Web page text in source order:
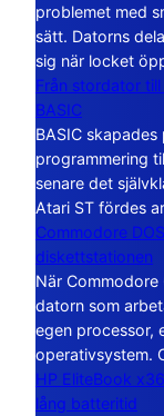
problemet med
sätt. Datorns
sig när locket
Från stordator till
BASIC
BASIC
programmering
senare det
Atari ST fördes
Commodore
diskettstationen
När
datorn som
egen processor,
operativsystem.
HP EliteBook
lång batteritid